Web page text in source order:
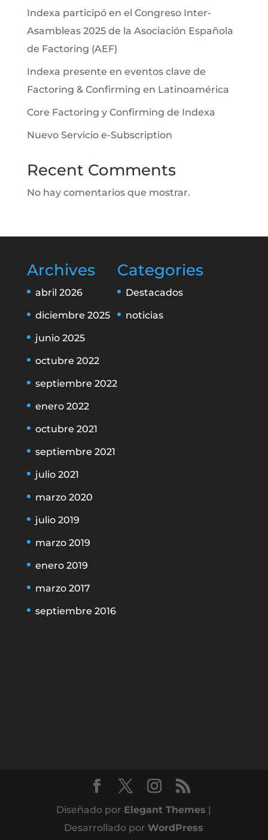
Indexa participó en el Congreso Inter-
Asambleas 2025 de la Asociación Española
de Factoring (AEF)
Indexa presente en eventos clave de
Factoring & Confirming en Latinoamérica
Core Factoring y Confirming de Indexa
Nuevo Servicio e-Subscription
Recent Comments
No hay comentarios que mostrar.
Archives
abril 2026
diciembre 2025
junio 2025
octubre 2022
septiembre 2022
enero 2022
octubre 2021
septiembre 2021
julio 2021
marzo 2020
julio 2019
marzo 2019
enero 2019
marzo 2017
septiembre 2016
Categories
Destacados
noticias
Diseñado por Elegant Themes
Desarrollado porWordPress